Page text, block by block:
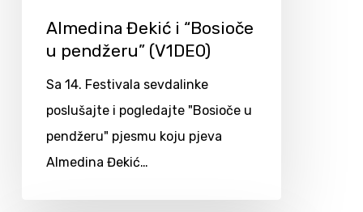
Almedina Đekić i “Bosioče
u pendžeru” (V1DEO)
Sa 14. Festivala sevdalinke
poslušajte i pogledajte "Bosioče u
pendžeru" pjesmu koju pjeva
Almedina Đekić…